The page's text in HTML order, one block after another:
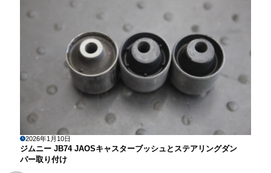
2026年1月10日
ジムニー JB74 JAOSキャスターブッシュとステアリングダン
パー取り付け